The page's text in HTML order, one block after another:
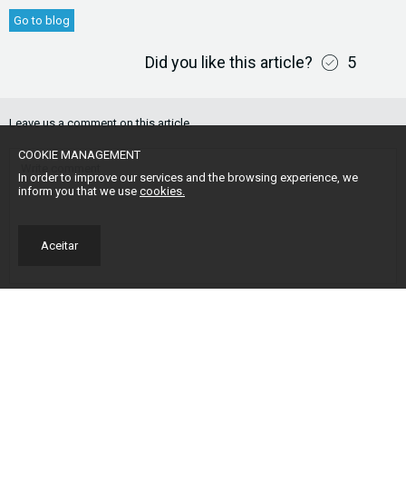
COOKIE MANAGEMENT
In order to improve our services and the browsing experience, we
inform you that we use cookies.
Aceitar
Go to blog
Did you like this article? 5
Leave us a comment on this article.